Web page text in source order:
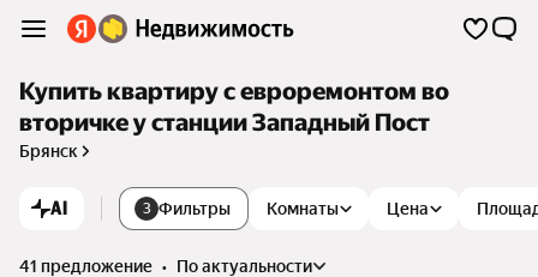
Купить квартиру с евроремонтом во
вторичке у станции Западный Пост
Брянск
AI 3 Фильтры Комнаты Цена
41 предложение •
по актуальности